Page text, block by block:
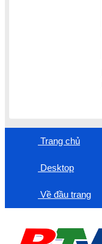
Trang chủ
Desktop
Về đầu trang